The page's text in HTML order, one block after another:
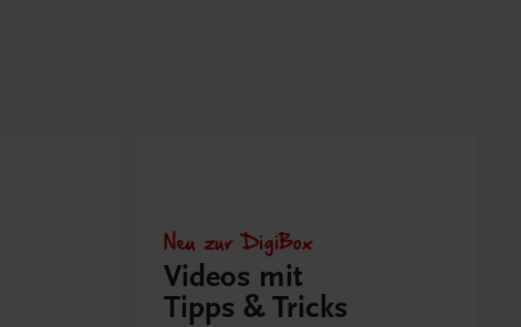
Neu zur DigiBox
Videos mit
Tipps & Tricks